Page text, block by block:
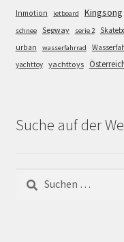
Inmotion jetboard Kingsong
schnee Segway serie 2
urban wasserfahrrad
yachttoy yachttoys
Suche auf der
Suchen
nach: